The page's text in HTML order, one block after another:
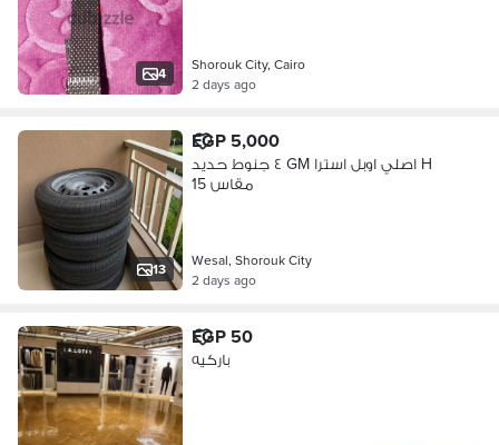
4
Shorouk City, Cairo
2 days ago
13
EGP 5,000
٤ جنوط حديد GM اصلي اوبل استرا H
مقاس 15
Wesal, Shorouk City
2 days ago
EGP 50
باركيه